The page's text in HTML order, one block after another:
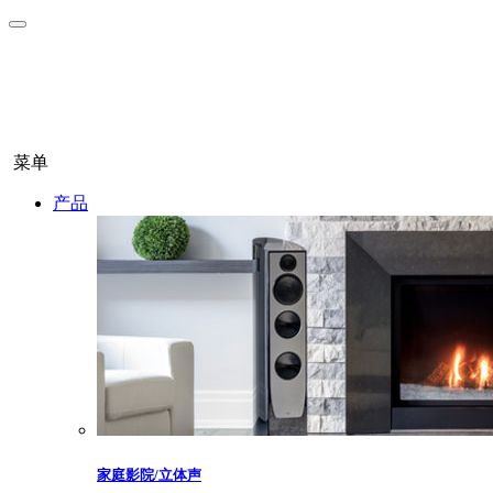
菜单
产品
家庭影院/立体声